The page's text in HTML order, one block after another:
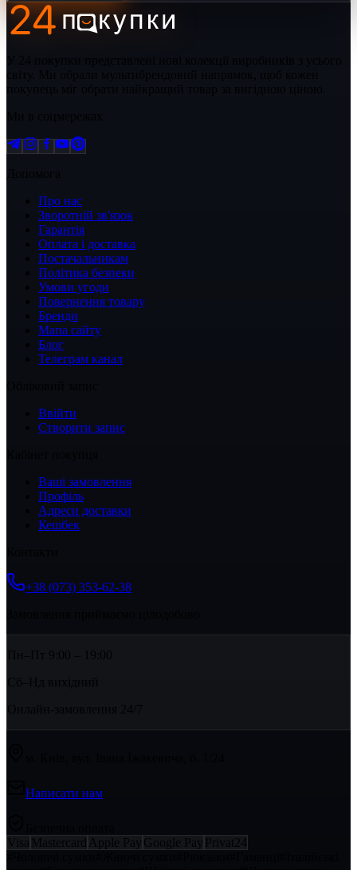
Про нас
Зворотній зв'язок
Гарантія
Оплата і доставка
Постачальникам
Політика безпеки
Умови угоди
Повернення товару
Бренди
Мапа сайту
Блог
Телеграм канал
Ввійти
Створити запис
Ваші замовлення
Профіль
Адреси доставки
Кешбек
+38 (073) 353-62-38
Пн–Пт 9:00 – 19:00
Сб–Нд вихідний
Написати нам
Visa Mastercard Apple Pay Google Pay Privat24